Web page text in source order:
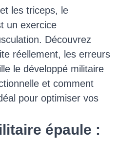
les triceps, le
un exercice
Découvrez
réellement, les erreurs
le développé militaire
et comment
pour optimiser vos
épaule :